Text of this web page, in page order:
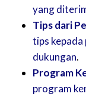
yang
Tips dari
tips kepada
dukungan.
Program
program